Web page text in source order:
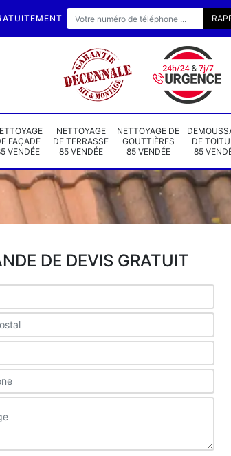
FAÇADE
VENDÉE
NETTOYAGE
DE TERRASSE
85 VENDÉE
NETTOYAGE DE
GOUTTIÈRES
85 VENDÉE
DE
85
DE DEVIS GRATUIT